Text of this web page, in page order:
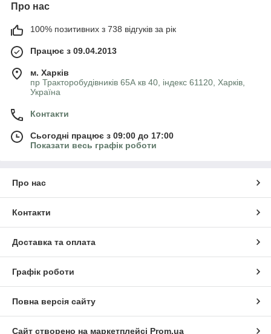
Про нас
100% позитивних з 738 відгуків за рік
Працює з 09.04.2013
м. Харків
пр Тракторобудівників 65А кв 40, індекс 61120, Харків,
Україна
Контакти
Сьогодні працює з 09:00 до 17:00
Показати весь графік роботи
Про нас
Контакти
Доставка та оплата
Графік роботи
Повна версія сайту
Сайт створено на маркетплейсі Prom.ua